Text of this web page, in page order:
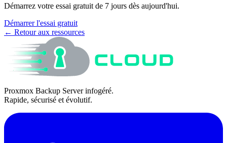
Démarrez votre essai gratuit de 7 jours dès aujourd'hui.
Démarrer l'essai gratuit
← Retour aux ressources
Proxmox Backup Server infogéré.
Rapide, sécurisé et évolutif.